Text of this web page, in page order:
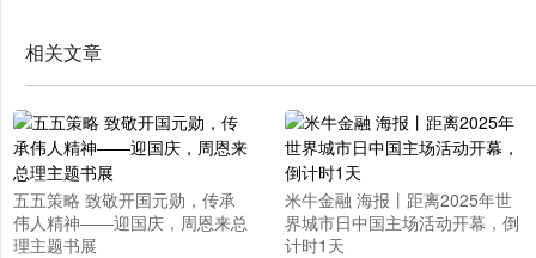
相关文章
五五策略 致敬开国元勋，传承
伟人精神——迎国庆，周恩来总
理主题书展
米牛金融 海报丨距离2025年世
界城市日中国主场活动开幕，倒
计时1天